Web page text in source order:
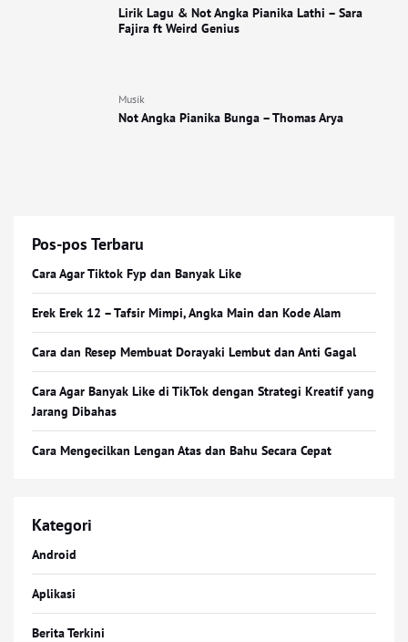
Lirik Lagu & Not Angka Pianika Lathi – Sara
Fajira ft Weird Genius
Musik
Not Angka Pianika Bunga – Thomas Arya
Pos-pos Terbaru
Cara Agar Tiktok Fyp dan Banyak Like
Erek Erek 12 – Tafsir Mimpi, Angka Main dan Kode Alam
Cara dan Resep Membuat Dorayaki Lembut dan Anti Gagal
Cara Agar Banyak Like di TikTok dengan Strategi Kreatif yang
Jarang Dibahas
Cara Mengecilkan Lengan Atas dan Bahu Secara Cepat
Kategori
Android
Aplikasi
Berita Terkini